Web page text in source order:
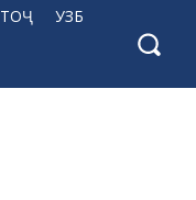
ТОҶ УЗБ